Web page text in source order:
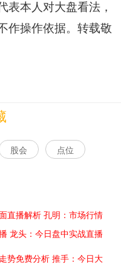
表本人对大盘看法，
作操作依据。转载敬
股会 点位
直播解析 孔明：市场行情
龙头：今日盘中实战直播
势免费分析 推手：今日大